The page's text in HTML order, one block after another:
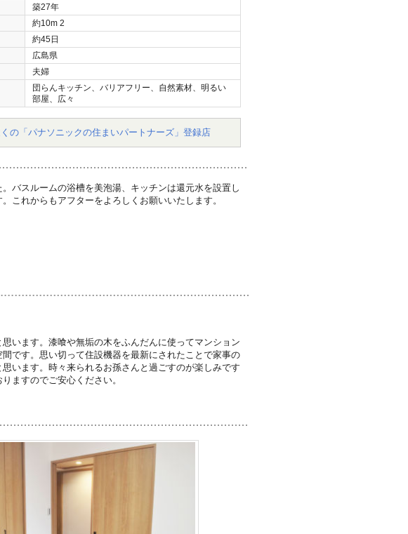
築27年
約10m 2
約45日
広島県
夫婦
団らんキッチン、バリアフリー、自然素材、明るい
部屋、広々
の「パナソニックの住まいパートナーズ」登録店
バスルームの浴槽を美泡湯、キッチンは還元水を設置し
これからもアフターをよろしくお願いいたします。
います。漆喰や無垢の木をふんだんに使ってマンション
です。思い切って住設機器を最新にされたことで家事の
います。時々来られるお孫さんと過ごすのが楽しみです
ますのでご安心ください。